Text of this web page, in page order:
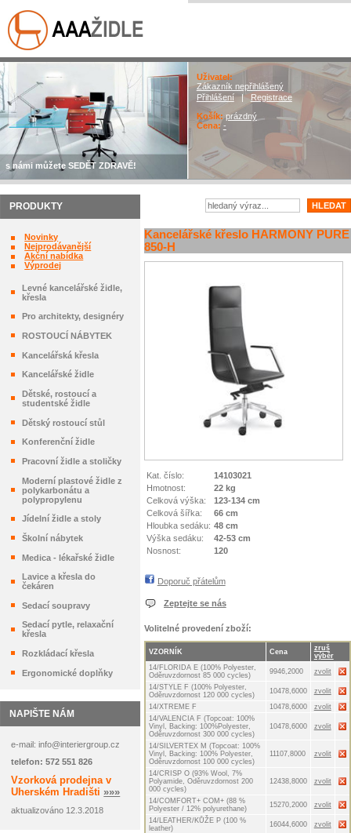
s námi můžete SEDĚT ZDRAVĚ!
Uživatel:
Zákazník nepřihlášený
Přihlášení| Registrace
Košík: prázdný
Cena: -
PRODUKTY
Novinky
Nejprodávanější
Akční nabídka
Výprodej
Levné kancelářské židle,
křesla
Pro architekty, designéry
ROSTOUCÍ NÁBYTEK
Kancelářská křesla
Kancelářské židle
Dětské, rostoucí a
studentské židle
Dětský rostoucí stůl
Konferenční židle
Pracovní židle a stoličky
Moderní plastové židle z
polykarbonátu a
polypropylenu
Jídelní židle a stoly
Školní nábytek
Medica - lékařské židle
Lavice a křesla do
čekáren
Sedací soupravy
Sedací pytle, relaxační
křesla
Rozkládací křesla
Ergonomické doplňky
NAPIŠTE NÁM
e-mail: info@interiergroup.cz
telefon: 572 551 826
Vzorková prodejna v
Uherském Hradišti »»»
aktualizováno 12.3.2018
Kancelářské křeslo HARMONY PURE
850-H
Kat. číslo:
14103021
Hmotnost:
22 kg
Celková výška:
123-134 cm
Celková šířka:
66 cm
Hloubka sedáku: 48 cm
Výška sedáku:
42-53 cm
Nosnost:
120
Doporuč přátelům
Zeptejte se nás
Volitelné provedení zboží:
VZORNÍK Cena
zruš
výběr
14/FLORIDA E (100% Polyester,
Oděruvzdornost 85 000 cycles)
9946,2000
zvolit
14/STYLE F (100% Polyester,
Oděruvzdornost 120 000 cycles)
10478,6000
zvolit
14/XTREME F
10478,6000
zvolit
14/VALENCIA F (Topcoat: 100%
Vinyl, Backing: 100%Polyester,
Oděruvzdornost 300 000 cycles)
10478,6000 zvolit
14/SILVERTEX M (Topcoat: 100%
Vinyl, Backing: 100% Polyester,
Oděruvzdornost 100 000 cycles)
11107,8000 zvolit
14/CRISP O (93% Wool, 7%
Polyamide, Oděruvzdornost 200
000 cycles)
12438,8000 zvolit
14/COMFORT+ COM+ (88 %
Polyester / 12% polyurethane)
15270,2000
zvolit
14/LEATHER/KŮŽE P (100 %
leather)
16044,6000
zvolit